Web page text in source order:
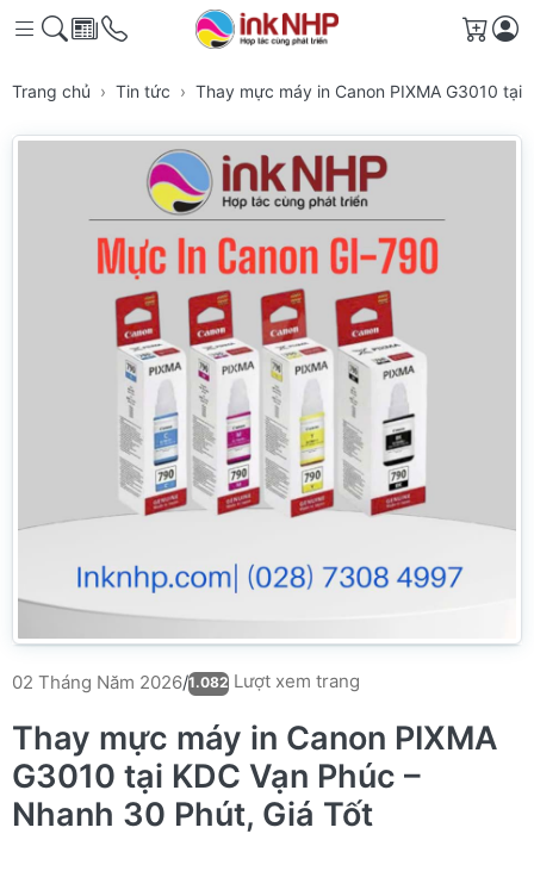
Giỏ
Trang chủ Tin tức Thay mực máy in Canon PIXMA G3010 tại
02 Tháng Năm 2026/1.082 Lượt xem trang
Thay mực máy in Canon PIXMA
G3010 tại KDC Vạn Phúc –
Nhanh 30 Phút, Giá Tốt